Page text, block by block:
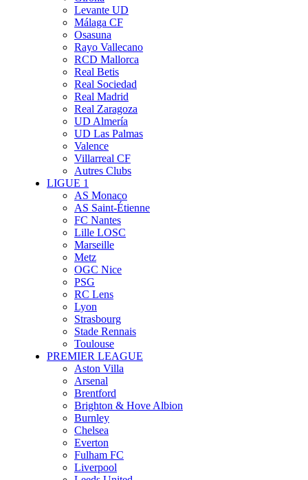
Levante UD
Málaga CF
Osasuna
Rayo Vallecano
RCD Mallorca
Real Betis
Real Sociedad
Real Madrid
Real Zaragoza
UD Almería
UD Las Palmas
Valence
Villarreal CF
Autres Clubs
LIGUE 1
AS Monaco
AS Saint-Étienne
FC Nantes
Lille LOSC
Marseille
Metz
OGC Nice
PSG
RC Lens
Lyon
Strasbourg
Stade Rennais
Toulouse
PREMIER LEAGUE
Aston Villa
Arsenal
Brentford
Brighton & Hove Albion
Burnley
Chelsea
Everton
Fulham FC
Liverpool